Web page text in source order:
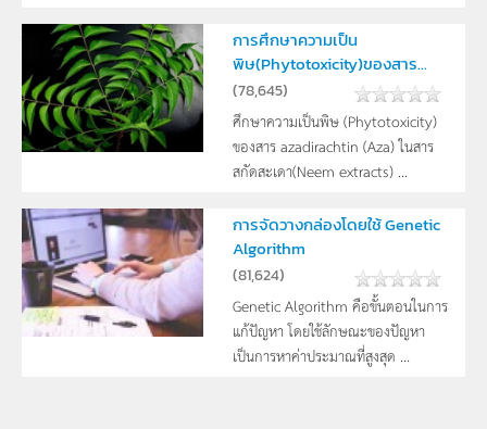
การศึกษาความเป็น
พิษ(Phytotoxicity)ของสาร...
(78,645)
ศึกษาความเป็นพิษ (Phytotoxicity)
ของสาร azadirachtin (Aza) ในสาร
สกัดสะเดา(Neem extracts) ...
การจัดวางกล่องโดยใช้ Genetic
Algorithm
(81,624)
Genetic Algorithm คือขั้นตอนในการ
แก้ปัญหา โดยใช้ลักษณะของปัญหา
เป็นการหาค่าประมาณที่สูงสุด ...